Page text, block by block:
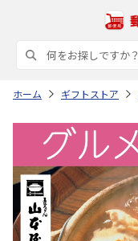
ホーム ギフトストア